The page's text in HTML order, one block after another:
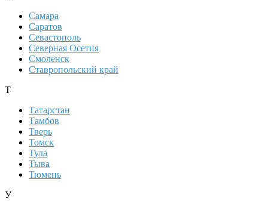
Самара
Саратов
Севастополь
Северная Осетия
Смоленск
Ставропольский край
Т
Татарстан
Тамбов
Тверь
Томск
Тула
Тыва
Тюмень
У